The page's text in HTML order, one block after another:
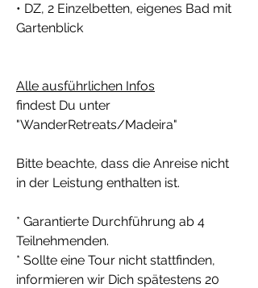
• DZ, 2 Einzelbetten, eigenes Bad mit
Gartenblick
Alle ausführlichen Infos
findest Du unter
"WanderRetreats/Madeira"
Bitte beachte, dass die Anreise nicht
in der Leistung enthalten ist.
* Garantierte Durchführung ab 4
Teilnehmenden.
* Sollte eine Tour nicht stattfinden,
informieren wir Dich spätestens 20